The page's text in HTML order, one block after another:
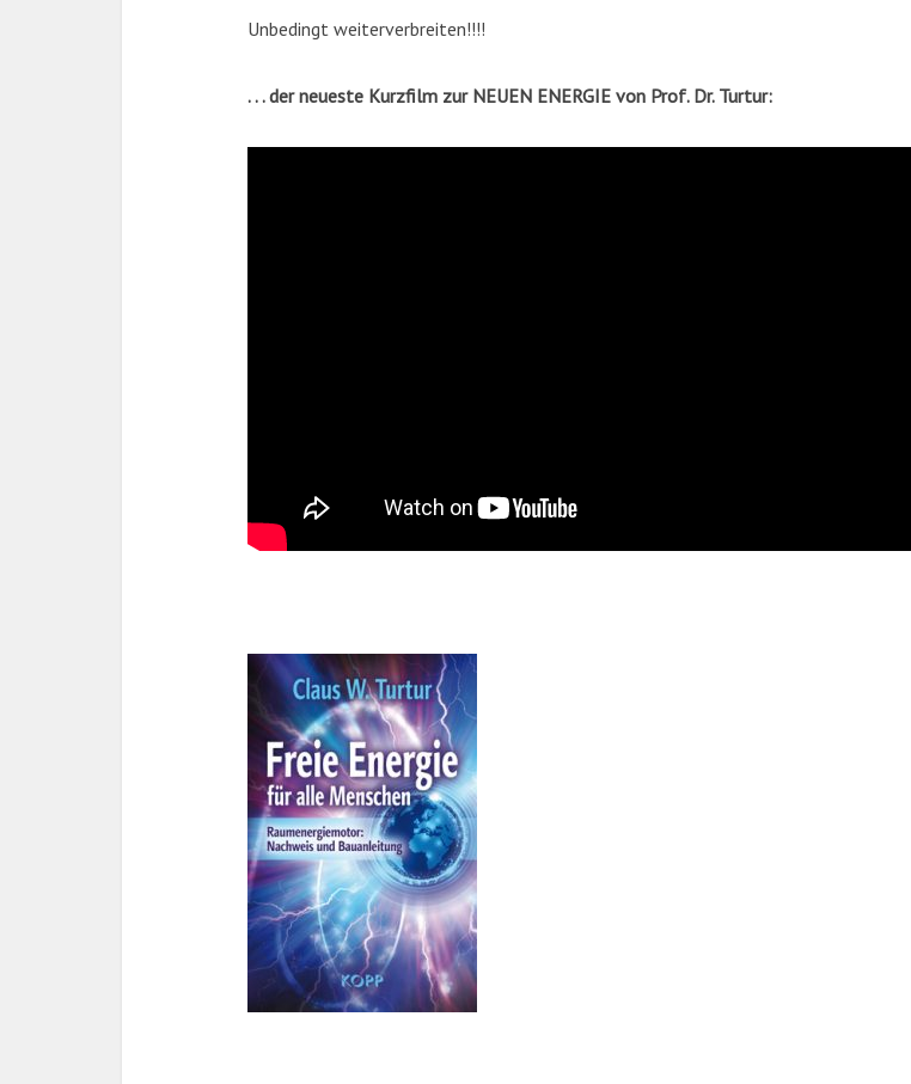
Unbedingt weiterverbreiten!!!!
. . . der neueste Kurzfilm zur NEUEN ENERGIE von Prof. Dr. Turtur: